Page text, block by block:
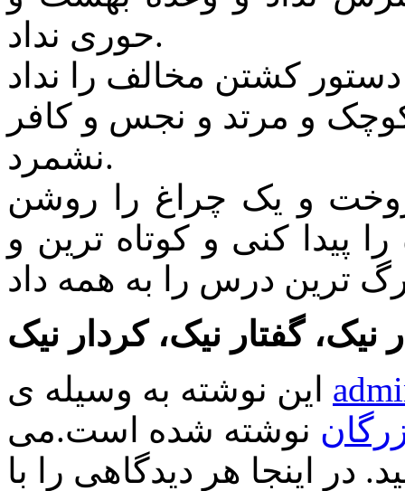
حوری نداد.
و مرتد و نجس و کافر
نشمرد.
و یک چراغ را روشن
پیدا کنی و کوتاه ترین و
نوشته شده است.می
در اینجا هر دیدگاهی را با